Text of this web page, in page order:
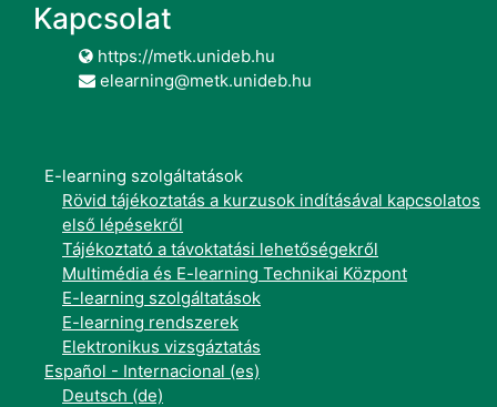
Kapcsolat
https://metk.unideb.hu
elearning@metk.unideb.hu
E-learning szolgáltatások
Rövid tájékoztatás a kurzusok indításával kapcsolatos
első lépésekről
Tájékoztató a távoktatási lehetőségekről
Multimédia és E-learning Technikai Központ
E-learning szolgáltatások
E-learning rendszerek
Elektronikus vizsgáztatás
Español - Internacional ‎(es)‎
Deutsch ‎(de)‎